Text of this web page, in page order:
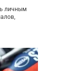
личным